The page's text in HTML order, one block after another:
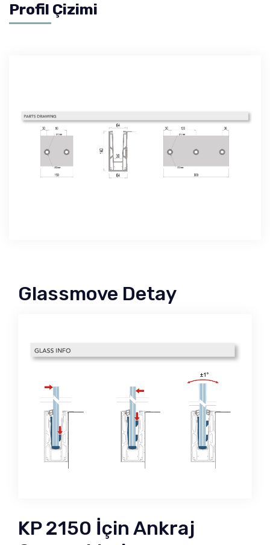
Profil Çizimi
Glassmove Detay
KP 2150 İçin Ankraj